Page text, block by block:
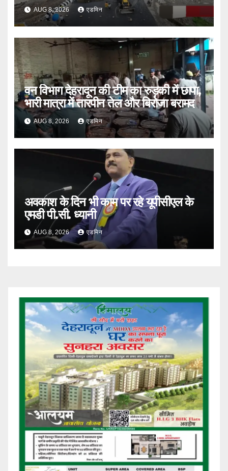
भी एक्शन
AUG 8, 2026 एडमिन
वन विभाग देहरादून की टीम का रुड़की में छापा,
भारी मात्रा में तारपीन तेल और बिरोजा बरामद
AUG 8, 2026 एडमिन
अवकाश के दिन भी काम पर रहे यूपीसीएल के
एमडी पी.सी. ध्यानी
AUG 8, 2026 एडमिन